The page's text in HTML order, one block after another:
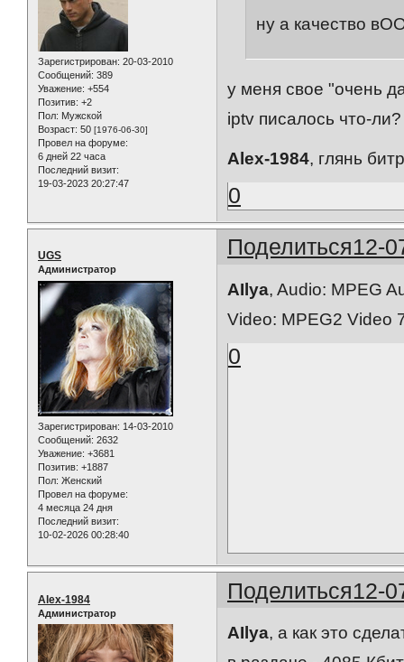
Зарегистрирован: 20-03-2010
Сообщений: 389
Уважение: +554
Позитив: +2
Пол: Мужской
Возраст: 50 [1976-06-30]
Провел на форуме:
6 дней 22 часа
Последний визит:
19-03-2023 20:27:47
ну а качество
у меня свое "очень
iptv писалось что-ли?
Alex-1984, глянь
0
Поделиться12-
UGS
Администратор
Зарегистрирован: 14-03-2010
Сообщений: 2632
Уважение: +3681
Позитив: +1887
Пол: Женский
Провел на форуме:
4 месяца 24 дня
Последний визит:
10-02-2026 00:28:40
AIlya, Audio: MPEG
Video: MPEG2 Video
0
Поделиться12-
Alex-1984
Администратор
AIlya, а как это